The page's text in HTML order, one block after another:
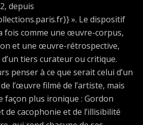
depuis
». Le dispositif
fois comme une œuvre-corpus,
et une œuvre-rétrospective,
tiers curateur ou critique.
penser à ce que serait celui d’un
l’œuvre filmé de l’artiste, mais
façon plus ironique : Gordon
de cacophonie et de l’illisibilité